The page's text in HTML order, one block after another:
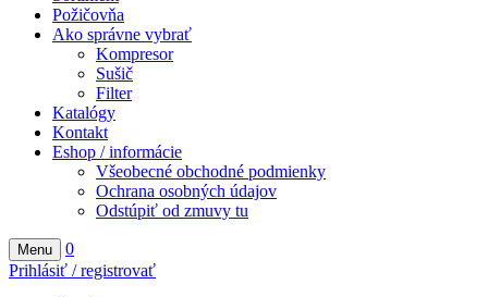
Požičovňa
Ako správne vybrať
Kompresor
Sušič
Filter
Katalógy
Kontakt
Eshop / informácie
Všeobecné obchodné podmienky
Ochrana osobných údajov
Odstúpiť od zmuvy tu
Menu
0
Prihlásiť / registrovať